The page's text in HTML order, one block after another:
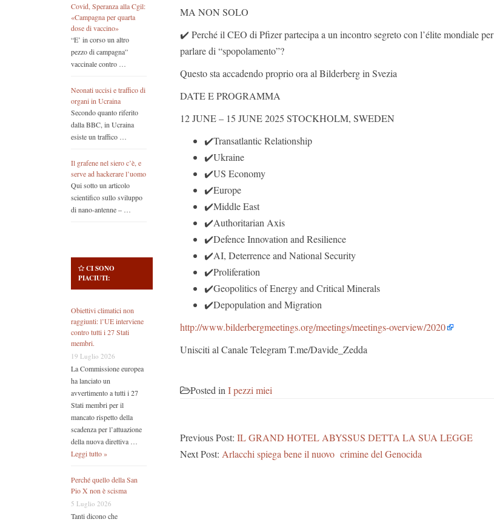
Covid, Speranza alla Cgil:
«Campagna per quarta
dose di vaccino»
“E’ in corso un altro
pezzo di campagna”
vaccinale contro …
Neonati uccisi e traffico di
organi in Ucraina
Secondo quanto riferito
dalla BBC, in Ucraina
esiste un traffico …
Il grafene nel siero c’è, e
serve ad hackerare l’uomo
Qui sotto un articolo
scientifico sullo sviluppo
di nano-antenne – …
CI SONO
PIACIUTI:
Obiettivi climatici non
raggiunti: l’UE interviene
contro tutti i 27 Stati
membri.
19 Luglio 2026
La Commissione europea
ha lanciato un
avvertimento a tutti i 27
Stati membri per il
mancato rispetto della
scadenza per l’attuazione
della nuova direttiva …
Leggi tutto »
Perché quello della San
Pio X non è scisma
5 Luglio 2026
Tanti dicono che
MA NON SOLO
✔️ Perché il CEO di Pfizer partecipa a un incontro segreto con l’élite mondiale per
parlare di “spopolamento”?
Questo sta accadendo proprio ora al Bilderberg in Svezia
DATE E PROGRAMMA
12 JUNE – 15 JUNE 2025 STOCKHOLM, SWEDEN
✔️Transatlantic Relationship
✔️Ukraine
✔️US Economy
✔️Europe
✔️Middle East
✔️Authoritarian Axis
✔️Defence Innovation and Resilience
✔️AI, Deterrence and National Security
✔️Proliferation
✔️Geopolitics of Energy and Critical Minerals
✔️Depopulation and Migration
http://www.bilderbergmeetings.org/meetings/meetings-overview/2020
Unisciti al Canale Telegram T.me/Davide_Zedda
Posted inI pezzi miei
Previous Post: IL GRAND HOTEL ABYSSUS DETTA LA SUA LEGGE
Next Post: Arlacchi spiega bene il nuovo crimine del Genocida